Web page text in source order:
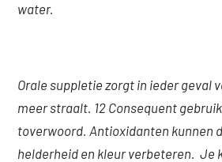
water.
Orale suppletie zorgt in ieder geval
meer straalt. 12 Consequent
toverwoord. Antioxidanten kunnen
helderheid en kleur verbeteren. Je